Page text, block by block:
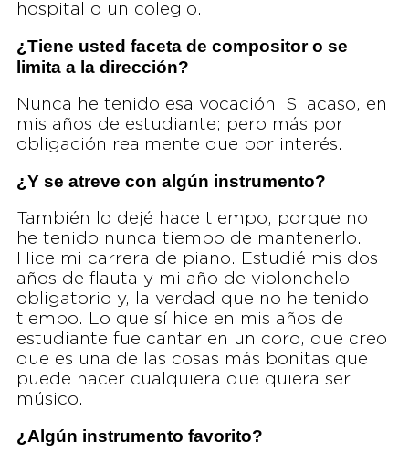
hospital o un colegio.
¿Tiene usted faceta de compositor o se
limita a la dirección?
Nunca he tenido esa vocación. Si acaso, en
mis años de estudiante; pero más por
obligación realmente que por interés.
¿Y se atreve con algún instrumento?
También lo dejé hace tiempo, porque no
he tenido nunca tiempo de mantenerlo.
Hice mi carrera de piano. Estudié mis dos
años de flauta y mi año de violonchelo
obligatorio y, la verdad que no he tenido
tiempo. Lo que sí hice en mis años de
estudiante fue cantar en un coro, que creo
que es una de las cosas más bonitas que
puede hacer cualquiera que quiera ser
músico.
¿Algún instrumento favorito?